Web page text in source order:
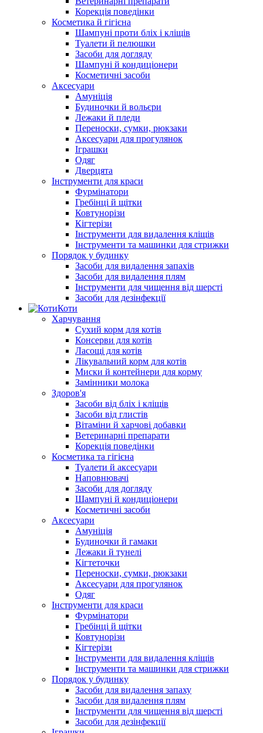
Корекція поведінки
Косметика й гігієна
Шампуні проти бліх і кліщів
Туалети й пелюшки
Засоби для догляду
Шампуні й кондиціонери
Косметичні засоби
Аксесуари
Амуніція
Будиночки й вольєри
Лежаки й пледи
Переноски, сумки, рюкзаки
Аксесуари для прогулянок
Іграшки
Одяг
Дверцята
Інструменти для краси
Фурмінатори
Гребінці й щітки
Ковтунорізи
Кігтерізи
Інструменти для видалення кліщів
Інструменти та машинки для стрижки
Порядок у будинку
Засоби для видалення запахів
Засоби для видалення плям
Інструменти для чищення від шерсті
Засоби для дезінфекції
Коти
Харчування
Сухий корм для котів
Консерви для котів
Ласощі для котів
Лікувальний корм для котів
Миски й контейнери для корму
Замінники молока
Здоров'я
Засоби від бліх і кліщів
Засоби від глистів
Вітаміни й харчові добавки
Ветеринарні препарати
Корекція поведінки
Косметика та гігієна
Туалети й аксесуари
Наповнювачі
Засоби для догляду
Шампуні й кондиціонери
Косметичні засоби
Аксесуари
Амуніція
Будиночки й гамаки
Лежаки й тунелі
Кігтеточки
Переноски, сумки, рюкзаки
Аксесуари для прогулянок
Одяг
Інструменти для краси
Фурмінатори
Гребінці й щітки
Ковтунорізи
Кігтерізи
Інструменти для видалення кліщів
Інструменти та машинки для стрижки
Порядок у будинку
Засоби для видалення запаху
Засоби для видалення плям
Інструменти для чищення від шерсті
Засоби для дезінфекції